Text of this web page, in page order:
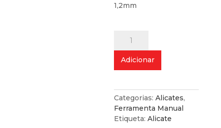
1,2mm
Alicate
em
Ângulo
a
Adicionar
Categorias:Alicates,
Ferramenta Manual
Etiqueta:Alicate